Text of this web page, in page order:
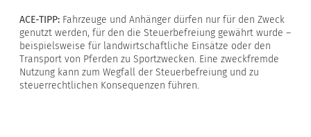
ACE-TIPP: Fahrzeuge und Anhänger dürfen nur für den Zweck
genutzt werden, für den die Steuerbefreiung gewährt wurde –
beispielsweise für landwirtschaftliche Einsätze oder den
Transport von Pferden zu Sportzwecken. Eine zweckfremde
Nutzung kann zum Wegfall der Steuerbefreiung und zu
steuerrechtlichen Konsequenzen führen.